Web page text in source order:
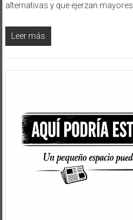
alternativas y que ejerzan mayores
Leer más